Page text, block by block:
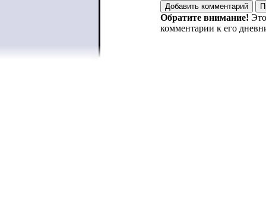
Обратите внимание!
комментарии к его